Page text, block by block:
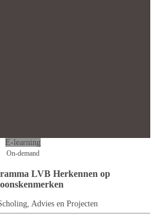
E-learning
On-demand
LVB Herkennen op
Advies en Projecten